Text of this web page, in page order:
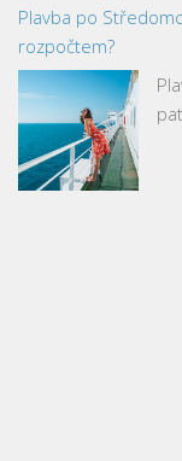
Plavba po
rozpočtem?